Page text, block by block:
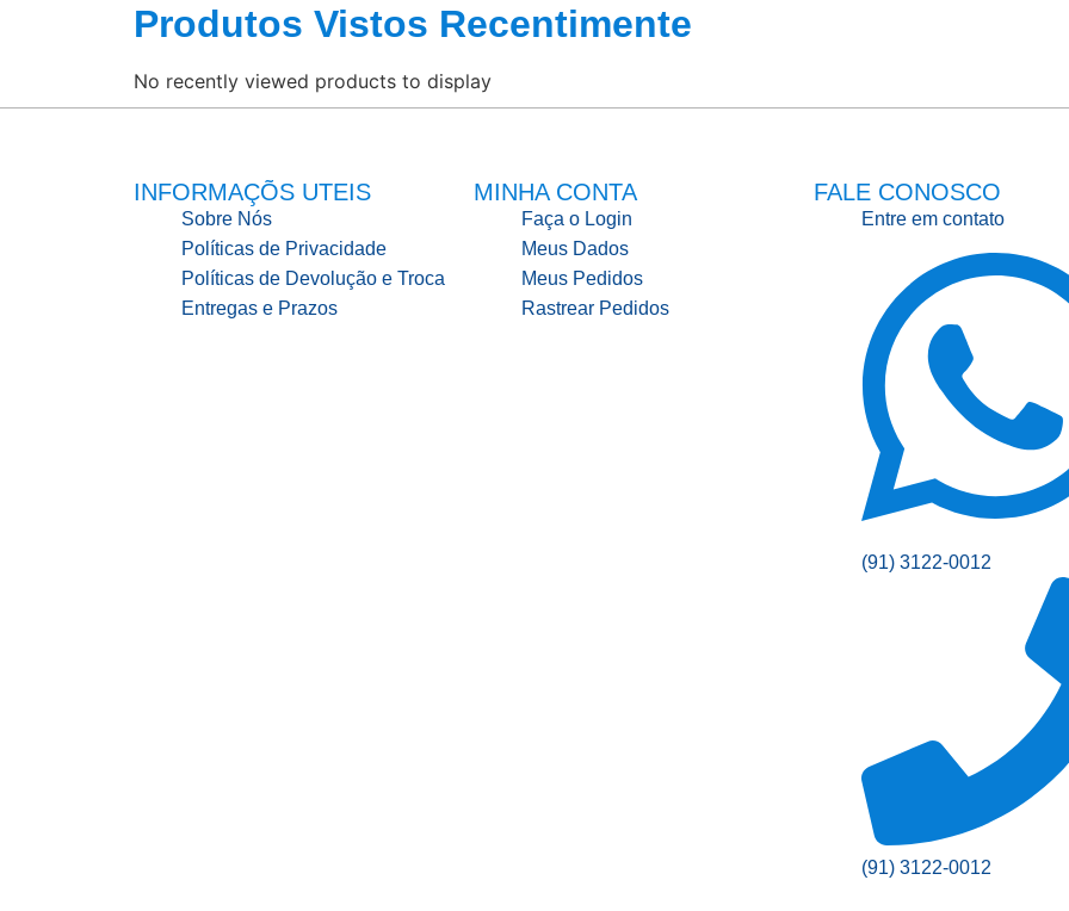
Produtos Vistos Recentimente
No recently viewed products to display
INFORMAÇÕS UTEIS
Sobre Nós
Políticas de Privacidade
Políticas de Devolução e Troca
Entregas e Prazos
MINHA CONTA
Faça o Login
Meus Dados
Meus Pedidos
Rastrear Pedidos
FALE CONOSCO
Entre em contato
(91) 3122-0012
(91) 3122-0012